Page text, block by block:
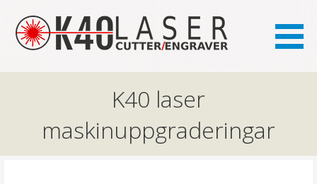
K40.se
K40 laser
maskinuppgraderingar